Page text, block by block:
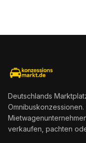
Deutschlands
Omnibuskonzessionen.
verkaufen, pachten